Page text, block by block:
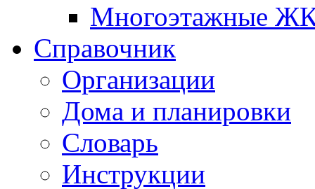
Многоэтажные
Справочник
Организации
Дома и планировки
Словарь
Инструкции